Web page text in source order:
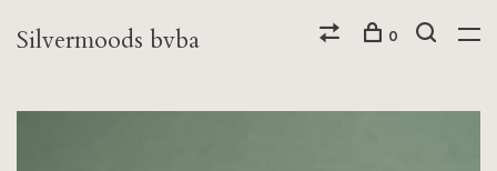
Silvermoods bvba 0